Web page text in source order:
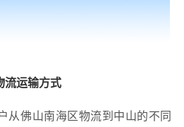
流运输方式
从佛山南海区物流到中山的不同